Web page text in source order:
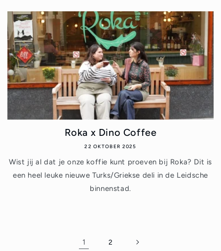
Roka x Dino Coffee
22 OKTOBER 2025
Wist jij al dat je onze koffie kunt proeven bij Roka? Dit is
een heel leuke nieuwe Turks/Griekse deli in de Leidsche
binnenstad.
1 2